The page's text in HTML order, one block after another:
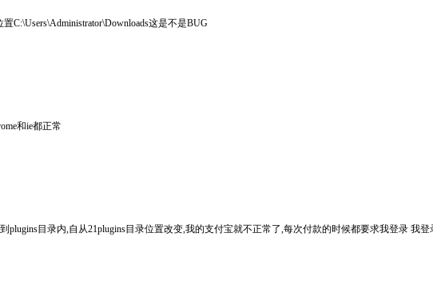
C:\Users\Administrator\Downloads这是不是BUG
和ie都正常
目录内,自从21plugins目录位置改变,我的支付宝就不正常了,每次付款的时候都要求我登录 我